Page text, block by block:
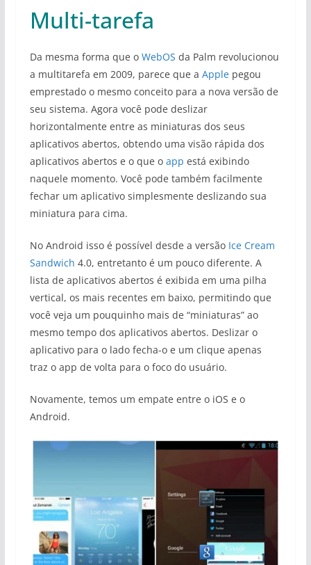
Multi-tarefa
Da mesma forma que o WebOS da Palm revolucionou
a multitarefa em 2009, parece que a Applepegou
emprestado o mesmo conceito para a nova versão de
seu sistema. Agora você pode deslizar
horizontalmente entre as miniaturas dos seus
aplicativos abertos, obtendo uma visão rápida dos
aplicativos abertos e o que o app está exibindo
naquele momento. Você pode também facilmente
fechar um aplicativo simplesmente deslizando sua
miniatura para cima.
No Android isso é possível desde a versão Ice Cream
Sandwich 4.0, entretanto é um pouco diferente. A
lista de aplicativos abertos é exibida em uma pilha
vertical, os mais recentes em baixo, permitindo que
você veja um pouquinho mais de “miniaturas” ao
mesmo tempo dos aplicativos abertos. Deslizar o
aplicativo para o lado fecha-o e um clique apenas
traz o app de volta para o foco do usuário.
Novamente, temos um empate entre o iOS e o
Android.